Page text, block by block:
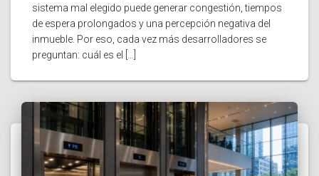
sistema mal elegido puede generar congestión, tiempos
de espera prolongados y una percepción negativa del
inmueble. Por eso, cada vez más desarrolladores se
preguntan: cuál es el […]